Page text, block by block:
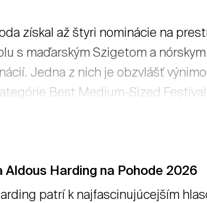
získal až štyri nominácie na
s maďarským Szigetom a
Jedna z nich je obzvlášť
Best Medium-Sized
Ďakujeme za každý hlas a
Harding na Pohode 2026
patrí k najfascinujúcejším